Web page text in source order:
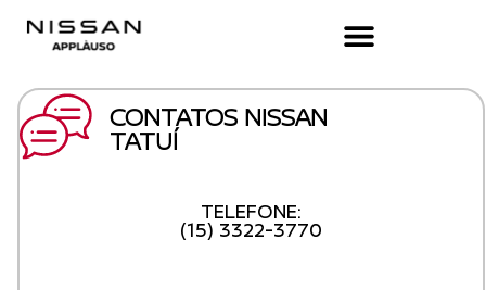
CONTATOS NISSAN
TATUÍ
TELEFONE:
(15) 3322-3770